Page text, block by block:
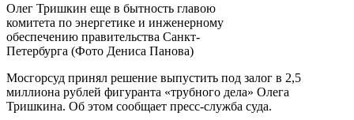
Олег Тришкин еще в бытность главою
комитета по энергетике и инженерному
обеспечению правительства Санкт-
Петербурга (Фото Дениса Панова)
Мосгорсуд принял решение выпустить под залог в 2,5
миллиона рублей фигуранта «трубного дела» Олега
Тришкина. Об этом сообщает пресс-служба суда.